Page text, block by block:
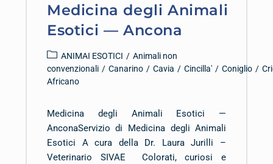
Medicina degli Animali
Esotici — Ancona
ANIMAI ESOTICI / Animali non
convenzionali / Canarino / Cavia / Cincilla' / Coniglio /
Africano
Medicina degli Animali Esotici —
AnconaServizio di Medicina degli Animali
Esotici A cura della Dr. Laura Jurilli –
Veterinario SIVAE Colorati, curiosi e